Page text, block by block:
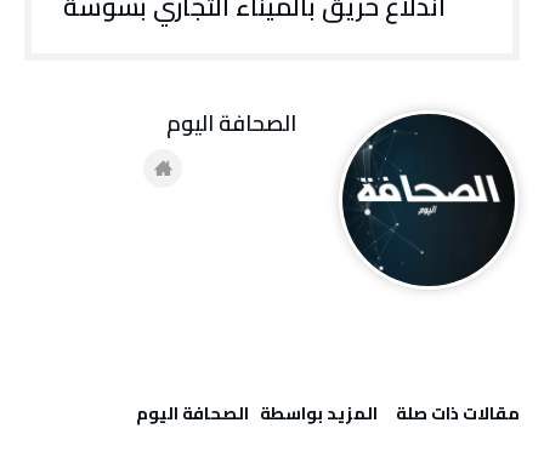
‫مقالات ذات صلة‬ ‫‫المزيد بواسطة‬ ‬ ‭ ‬الصحافة‭ ‬اليوم